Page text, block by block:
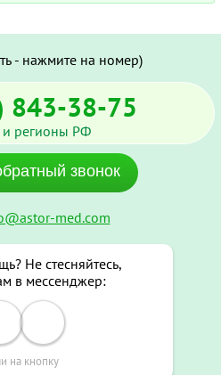
- нажмите на номер)
843-38-75
и регионы РФ
звонок
med.com
Не стесняйтесь,
в мессенджер:
на кнопку